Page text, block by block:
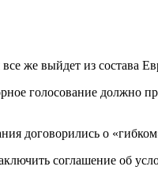
же выйдет из состава
голосование должно
договорились о
соглашение об